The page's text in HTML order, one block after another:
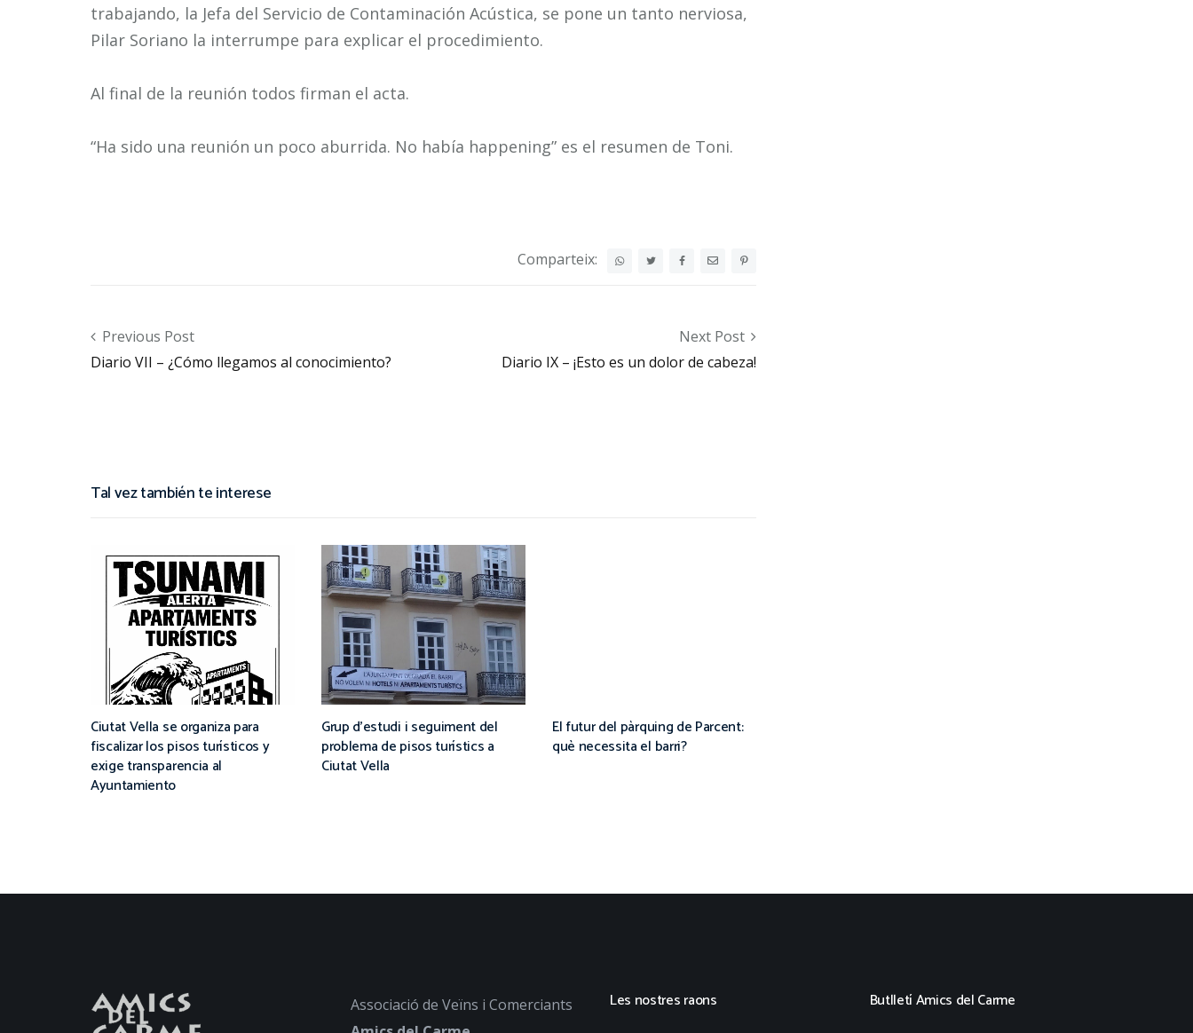
trabajando, la Jefa del Servicio de Contaminación Acústica, se pone un tanto nerviosa,
Pilar Soriano la interrumpe para explicar el procedimiento.
Al final de la reunión todos firman el acta.
“Ha sido una reunión un poco aburrida. No había happening” es el resumen de Toni.
Comparteix:
Post navigation
Previous Post
Diario VII – ¿Cómo llegamos al conocimiento?
Next Post
Diario IX – ¡Esto es un dolor de cabeza!
Tal vez también te interese
Ciutat Vella se organiza para
fiscalizar los pisos turísticos y
exige transparencia al
Ayuntamiento
Grup d’estudi i seguiment del
problema de pisos turístics a
Ciutat Vella
El futur del pàrquing de Parcent:
què necessita el barri?
Associació de Veïns i Comerciants
Les nostres raons Butlletí Amics del Carme